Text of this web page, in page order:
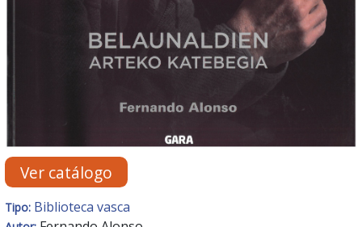
Ver catálogo
Tipo: Biblioteca vasca